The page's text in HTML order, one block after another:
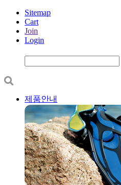
Sitemap
Cart
Join
Login
제품안내